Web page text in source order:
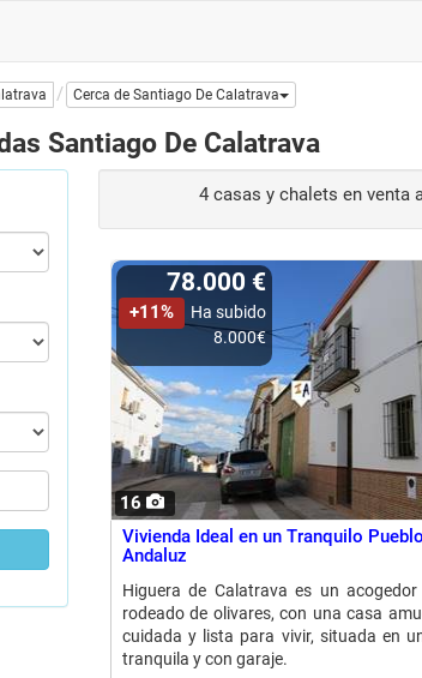
Cerca de Santiago De Calatrava
Santiago De Calatrava
4 casas y chalets en
16
78.000 €
+11%
Ha subido
8.000€
Vivienda Ideal en un Tranquilo Pueblo
Andaluz
Higuera de Calatrava es un acogedor
rodeado de olivares, con una casa
cuidada y lista para vivir, situada en
tranquila y con garaje.